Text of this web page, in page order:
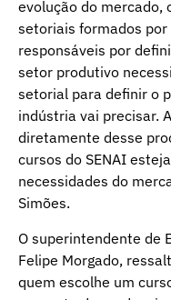
evolução do mercado,
setoriais formados
responsáveis por
setor produtivo
setorial para definir o
indústria vai precisar.
diretamente desse
cursos do SENAI
necessidades do
Simões.
O superintendente de
Felipe Morgado,
quem escolhe um